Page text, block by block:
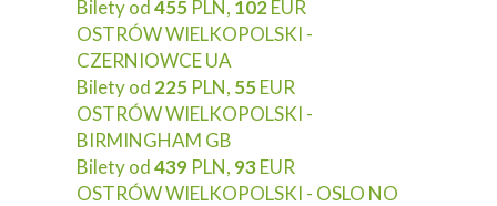
Bilety od455 PLN, 102EUR
OSTRÓW WIELKOPOLSKI -
CZERNIOWCE UA
Bilety od 225 PLN, 55EUR
OSTRÓW WIELKOPOLSKI -
BIRMINGHAM GB
Bilety od439 PLN, 93EUR
OSTRÓW WIELKOPOLSKI - OSLO NO